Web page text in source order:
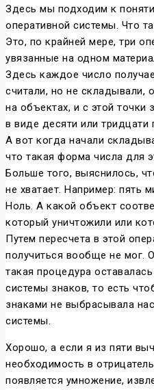
Здесь мы подходим к
оперативной системы. Что
Это, по крайней мере, три
увязанные на одном
Здесь каждое число
считали, но не складывали,
на объектах, и с этой точки
в виде десяти или
А вот когда начали
что такая форма числа для
Больше того, выяснилось,
не хватает. Например: пять
Ноль. А какой объект
который уничтожили или
Путем пересчета в этой
получиться вообще не мог.
такая процедура
системы знаков, то есть
знаками не выбрасывала
системы.
Хорошо, а если я из пяти
необходимость в
появляется умножение,